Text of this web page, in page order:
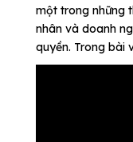
một trong những
nhân và doanh
quyền. Trong bài